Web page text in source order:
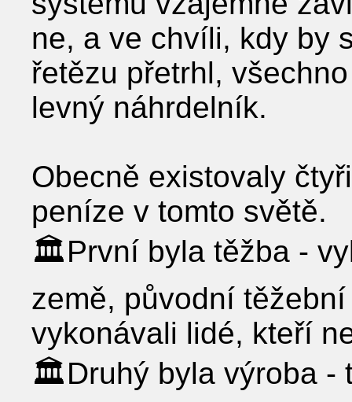
ne, a ve chvíli, kdy by
řetězu přetrhl,
levný náhrdelník.
Obecně existovaly
peníze v tomto světě.
🏛První byla těžba -
země, původní
vykonávali lidé, kteří
🏛Druhý byla výroba -